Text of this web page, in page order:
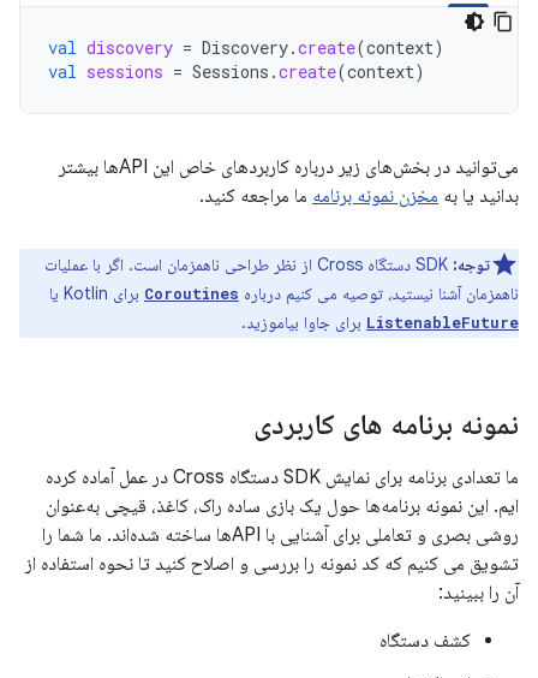
val discovery = Discovery.create(context)
val sessions = Sessions .create(context)
می‌توانید در بخش‌های زیر درباره کاربردهای خاص این APIها بیشتر
بدانید یا به مخزن نمونه برنامه ما مراجعه کنید.
توجه:
SDK دستگاه Cross از نظر طراحی ناهمزمان است. اگر با عملیات
ناهمزمان آشنا نیستید، توصیه می کنیم درباره Coroutines برای Kotlin یا
ListenableFuture برای جاوا بیاموزید.
نمونه برنامه های کاربردی
ما تعدادی برنامه برای نمایش SDK دستگاه Cross در عمل آماده کرده
ایم. این نمونه برنامه‌ها حول یک بازی ساده راک، کاغذ، قیچی به‌عنوان
روشی بصری و تعاملی برای آشنایی با APIها ساخته شده‌اند. ما شما را
تشویق می کنیم که کد نمونه را بررسی و اصلاح کنید تا نحوه استفاده از
آن را ببینید:
کشف دستگاه